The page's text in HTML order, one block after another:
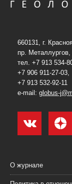
660131, г.
пр.
тел. +7 913 534-
+7 906 911-27-03,
+7 913 532-92-11
e-mail: globus-
О журнале